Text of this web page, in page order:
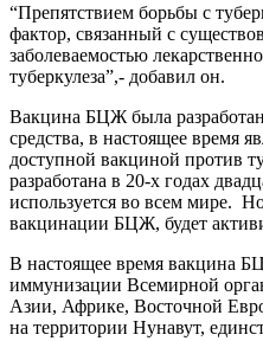
“Препятствием борьбы с
фактор, связанный с
заболеваемостью
туберкулеза”,- добавил он.
Вакцина БЦЖ была
средства, в настоящее время
доступной вакциной против
разработана в 20-х годах
используется во всем мире.
вакцинации БЦЖ, будет
В настоящее время вакцина
иммунизации Всемирной
Азии, Африке, Восточной
на территории Нунавут,